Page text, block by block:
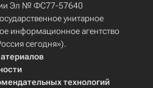
Эл № ФС77-57640
унитарное
информационное агентство
сегодня»).
технологий